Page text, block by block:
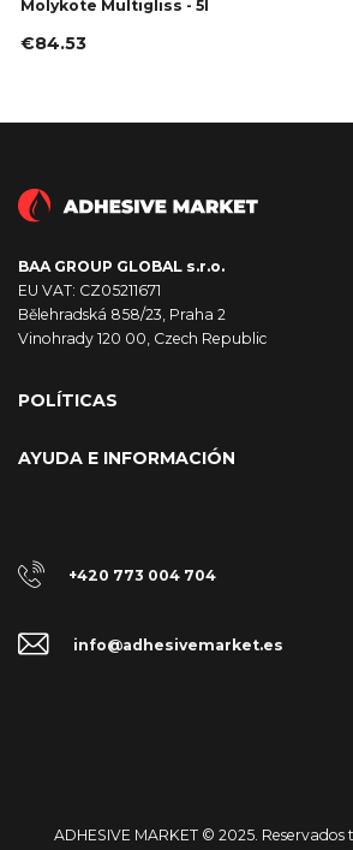
Molykote Multigliss - 5l
€84.53
BAA GROUP GLOBAL s.r.o.
EU VAT: CZ05211671
Bělehradská 858/23, Praha 2
Vinohrady 120 00, Czech Republic
POLÍTICAS
AYUDA E INFORMACIÓN
+420 773 004 704
info@adhesivemarket.es
ADHESIVE MARKET © 2025. Reservados